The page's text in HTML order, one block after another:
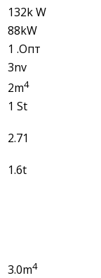
132k W
88kW
1 .Опт
3nv
2m4
1 St
2.71
1.6t
3.0m4